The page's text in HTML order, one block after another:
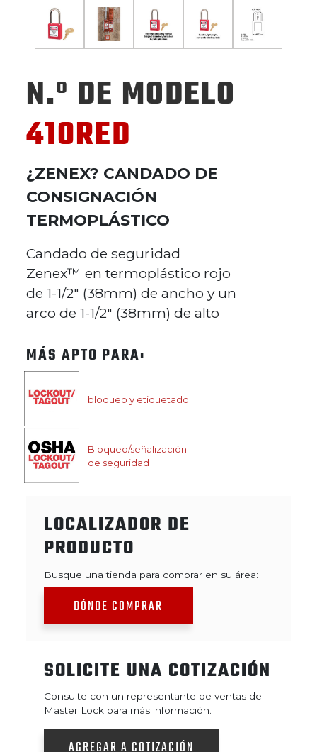
N.º DE MODELO
410RED
¿ZENEX? CANDADO DE
CONSIGNACIÓN
TERMOPLÁSTICO
Candado de seguridad
Zenex™ en termoplástico rojo
de 1-1/2" (38mm) de ancho y un
arco de 1-1/2" (38mm) de alto
MÁS APTO PARA:
bloqueo y etiquetado
Bloqueo/señalización
de seguridad
LOCALIZADOR DE
PRODUCTO
Busque una tienda para comprar en su área:
DÓNDE COMPRAR
SOLICITE UNA COTIZACIÓN
Consulte con un representante de ventas de
Master Lock para más información.
AGREGAR A COTIZACIÓN